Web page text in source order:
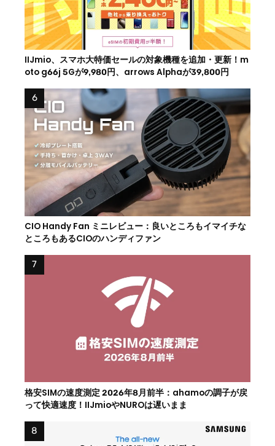
IIJmio、スマホ大特価セールの対象機種を追加・更新！m
oto g66j 5Gが9,980円、arrows Alphaが39,800円
CIO Handy Fan ミニレビュー：良いところもイマイチな
ところもあるCIOのハンディファン
格安SIMの速度測定 2026年8月前半：ahamoの調子が戻
って快適速度！IIJmioやNUROは遅いまま